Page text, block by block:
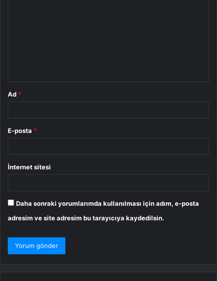
Ad *
E-posta *
İnternet sitesi
Daha sonraki yorumlarımda kullanılması için adım, e-posta
adresim ve site adresim bu tarayıcıya kaydedilsin.